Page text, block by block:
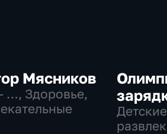
Мясников
…, Здоровье,